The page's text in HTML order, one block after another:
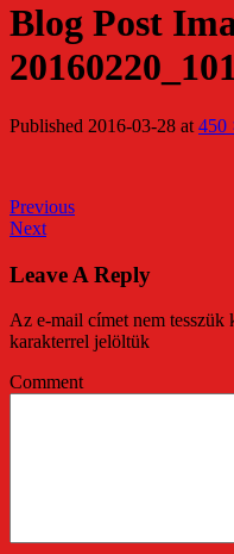
Blog Post
Published 2016-03-28 at 450
Previous
Next
Leave A Reply
Az e-mail címet nem tesszük
karakterrel jelöltük
Comment